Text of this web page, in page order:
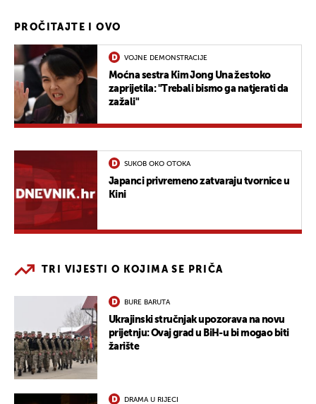
PROČITAJTE I OVO
VOJNE DEMONSTRACIJE
Moćna sestra Kim Jong Una žestoko
zaprijetila: "Trebali bismo ga natjerati da
zažali"
SUKOB OKO OTOKA
Japanci privremeno zatvaraju tvornice u
Kini
TRI VIJESTI O KOJIMA SE PRIČA
BURE BARUTA
Ukrajinski stručnjak upozorava na novu
prijetnju: Ovaj grad u BiH-u bi mogao biti
žarište
DRAMA U RIJECI